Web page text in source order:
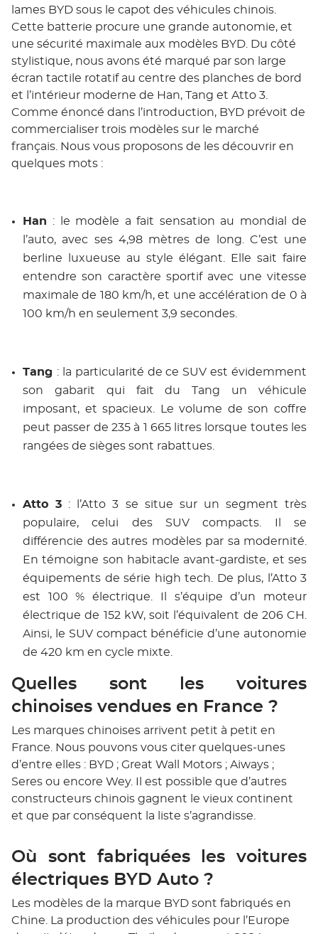
lames BYD sous le capot des véhicules chinois.
Cette batterie procure une grande autonomie, et
une sécurité maximale aux modèles BYD. Du côté
stylistique, nous avons été marqué par son large
écran tactile rotatif au centre des planches de bord
et l’intérieur moderne de Han, Tang et Atto 3.
Comme énoncé dans l’introduction, BYD prévoit de
commercialiser trois modèles sur le marché
français. Nous vous proposons de les découvrir en
quelques mots :
Han : le modèle a fait sensation au mondial de
l’auto, avec ses 4,98 mètres de long. C’est une
berline luxueuse au style élégant. Elle sait faire
entendre son caractère sportif avec une vitesse
maximale de 180 km/h, et une accélération de 0 à
100 km/h en seulement 3,9 secondes.
Tang : la particularité de ce SUV est évidemment
son gabarit qui fait du Tang un véhicule
imposant, et spacieux. Le volume de son coffre
peut passer de 235 à 1 665 litres lorsque toutes les
rangées de sièges sont rabattues.
Atto 3 : l’Atto 3 se situe sur un segment très
populaire, celui des SUV compacts. Il se
différencie des autres modèles par sa modernité.
En témoigne son habitacle avant-gardiste, et ses
équipements de série high tech. De plus, l’Atto 3
est 100 % électrique. Il s’équipe d’un moteur
électrique de 152 kW, soit l’équivalent de 206 CH.
Ainsi, le SUV compact bénéficie d’une autonomie
de 420 km en cycle mixte.
Quelles sont les voitures
chinoises vendues en France ?
Les marques chinoises arrivent petit à petit en
France. Nous pouvons vous citer quelques-unes
d’entre elles : BYD ; Great Wall Motors ; Aiways ;
Seres ou encore Wey. Il est possible que d’autres
constructeurs chinois gagnent le vieux continent
et que par conséquent la liste s’agrandisse.
Où sont fabriquées les voitures
électriques BYD Auto ?
Les modèles de la marque BYD sont fabriqués en
Chine. La production des véhicules pour l’Europe